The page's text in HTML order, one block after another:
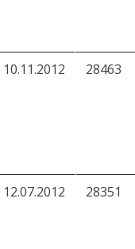
10.11.2012 28463
12.07.2012 28351